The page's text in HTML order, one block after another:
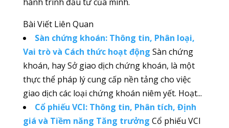
Bài Viết Liên Quan
Sàn chứng khoán: Thông tin, Phân loại,
Vai trò và Cách thức hoạt động Sàn chứng
khoán, hay Sở giao dịch chứng khoán, là một
thực thể pháp lý cung cấp nền tảng cho việc
giao dịch các loại chứng khoán niêm yết. Hoạt...
Cổ phiếu VCI: Thông tin, Phân tích, Định
giá và Tiềm năng Tăng trưởng Cổ phiếu VCI